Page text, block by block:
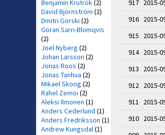
Benjamin Krutrök(2)
David Björnström (2)
Dmitri Gorski (2)
Göran Sarri-Blomqvis
(2)
Joel Nyberg (2)
Johan Larsson (2)
Jonas Roos (2)
Jonas Tanhua (2)
Mikael Skoog (2)
Rahel Zemoi (2)
Aleksi Ilmonen (1)
Anders Cederlund (1)
Anders Fredriksson (1)
Andrew Kungsdal(1)
917 2015-
916 2015-
915 2015-
914 2015-
913 2015-
912 2015-
911 2015-
910 2015-